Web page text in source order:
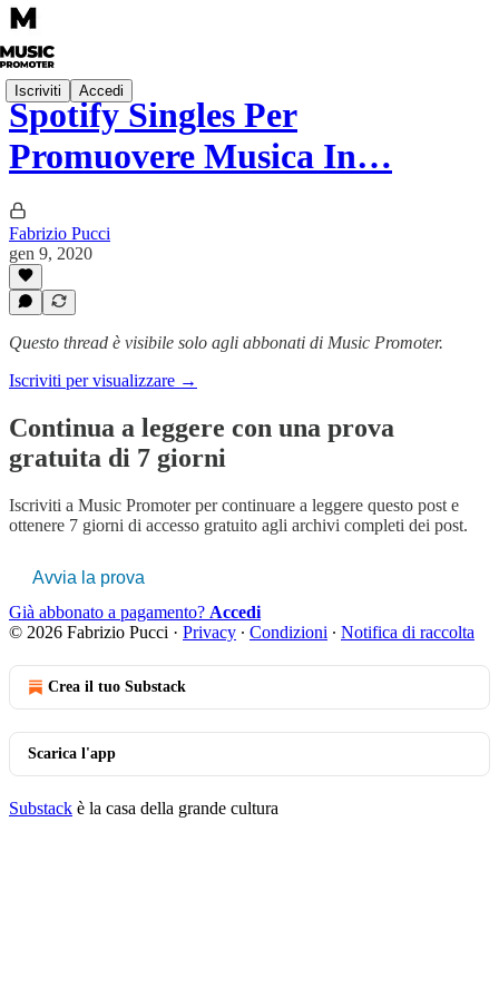
Iscriviti Accedi
Spotify Singles Per
Promuovere Musica In…
Fabrizio Pucci
gen 9, 2020
Questo thread è visibile solo agli abbonati di Music Promoter.
Iscriviti per visualizzare →
Continua a leggere con una prova
gratuita di 7 giorni
Iscriviti a Music Promoterper continuare a leggere questo post e
ottenere 7 giorni di accesso gratuito agli archivi completi dei post.
Avvia la prova
Già abbonato a pagamento? Accedi
© 2026 Fabrizio Pucci · Privacy ∙ Condizioni ∙ Notifica di raccolta
Crea il tuo Substack
Scarica l'app
Substack è la casa della grande cultura